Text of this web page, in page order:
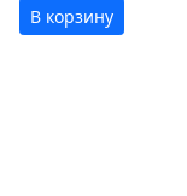
В корзину